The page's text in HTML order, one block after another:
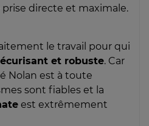
directe et maximale.
le travail pour qui
et robuste. Car
Nolan est à toute
sont fiables et la
est extrêmement